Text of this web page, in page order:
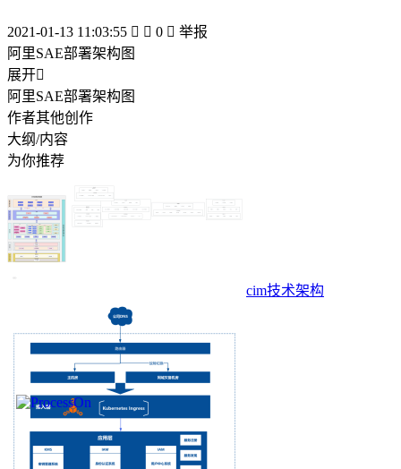
2021-01-13 11:03:55   0  举报
阿里SAE部署架构图
展开
阿里SAE部署架构图
作者其他创作
大纲/内容
为你推荐
cim技术架构